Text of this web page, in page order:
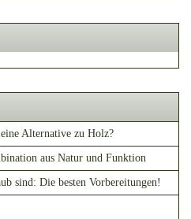
Alternative zu Holz?
aus Natur und Funktion
sind: Die besten Vorbereitungen!